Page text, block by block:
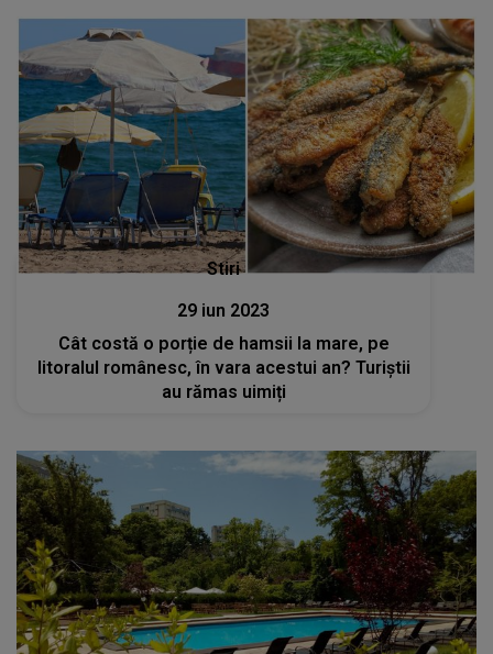
Stiri
29 iun 2023
Cât costă o porție de hamsii la mare, pe
litoralul românesc, în vara acestui an? Turiștii
au rămas uimiți